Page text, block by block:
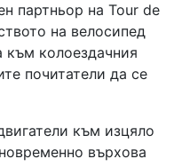
партньор на Tour de
на велосипед
към колоездачния
почитатели да се
към изцяло
върхова